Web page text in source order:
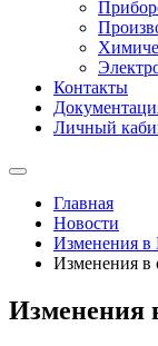
Контакты
Личный
Главная
Новости
Изменения
Изменения в
Изменения